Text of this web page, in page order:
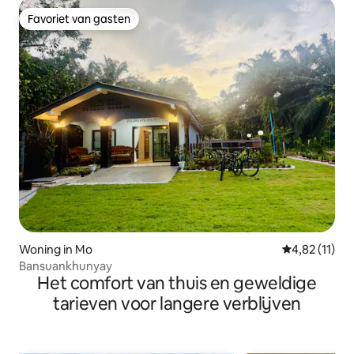
Favoriet van gasten
Favoriet van gasten
Woning in Mo Gemiddelde
4,82 (11)
Bansuankhunyay
Het comfort van thuis en geweldige
tarieven voor langere verblijven